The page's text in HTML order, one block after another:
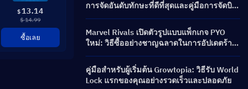
$ 13.14
$ 14.99
ซื้อเลย
การจัดอันดับทักษะที่ดีที่สุดและคู่มือการจัดบิ
ลด์
Marvel Rivals เปิดตัวรูปแบบแพ็กเกจ PYO
ใหม่: วิธีซื้ออย่างชาญฉลาดในการอัปเดตร้าน
ค้าซีซัน 9.5
คู่มือสำหรับผู้เริ่มต้น Growtopia: วิธีรับ World
Lock แรกของคุณอย่างรวดเร็วและปลอดภัย